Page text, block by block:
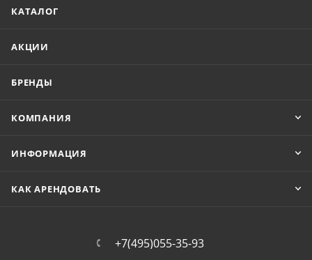
КАТАЛОГ
АКЦИИ
БРЕНДЫ
КОМПАНИЯ
ИНФОРМАЦИЯ
КАК АРЕНДОВАТЬ
+7(495)055-35-93